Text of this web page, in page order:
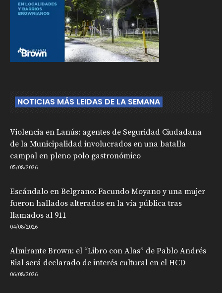
NOTICIAS MÁS LEIDAS DE LA SEMANA
Violencia en Lanús: agentes de Seguridad Ciudadana
de la Municipalidad involucrados en una batalla
campal en pleno polo gastronómico
05/08/2026
Escándalo en Belgrano: Facundo Moyano y una mujer
fueron hallados alterados en la vía pública tras
llamados al 911
04/08/2026
Almirante Brown: el “Libro con Alas” de Pablo Andrés
Rial será declarado de interés cultural en el HCD
06/08/2026